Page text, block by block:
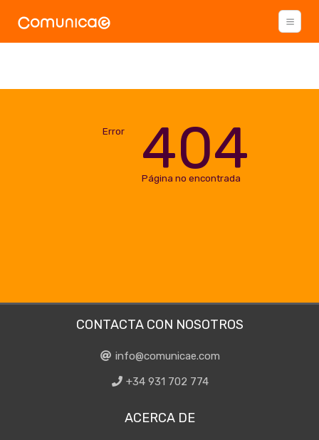
Error 404
Página no encontrada
CONTACTA CON NOSOTROS
info@comunicae.com
+34 931 702 774
ACERCA DE